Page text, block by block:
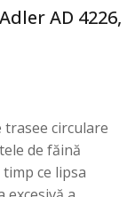
AD 4226,
trasee circulare
de făină
ce lipsa